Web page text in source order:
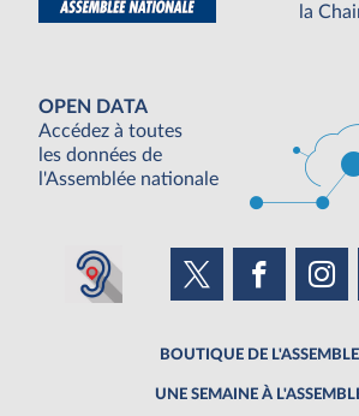
la
OPEN DATA
Accédez à toutes
les données de
l'Assemblée nationale
BOUTIQUE DE
UNE SEMAINE À